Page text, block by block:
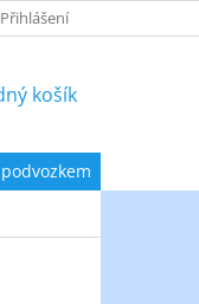
POUŽÍVÁNÍ
Přihlášení
košík